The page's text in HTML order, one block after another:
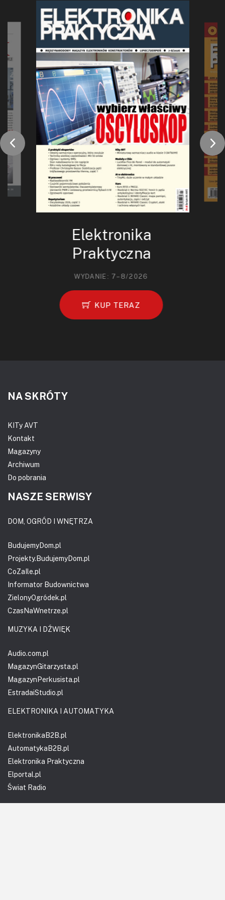
Elektronika
Praktyczna
WYDANIE: 7–8/2026
KUP TERAZ
NA SKRÓTY
KITy AVT
Kontakt
Magazyny
Archiwum
Do pobrania
NASZE SERWISY
DOM, OGRÓD I WNĘTRZA
BudujemyDom.pl
Projekty.BudujemyDom.pl
CoZaIle.pl
Informator Budownictwa
ZielonyOgródek.pl
CzasNaWnetrze.pl
MUZYKA I DŹWIĘK
Audio.com.pl
MagazynGitarzysta.pl
MagazynPerkusista.pl
EstradaiStudio.pl
ELEKTRONIKA I AUTOMATYKA
ElektronikaB2B.pl
AutomatykaB2B.pl
Elektronika Praktyczna
Elportal.pl
Świat Radio
FOTOGRAFIA, EDUKACJA I HI-TECH